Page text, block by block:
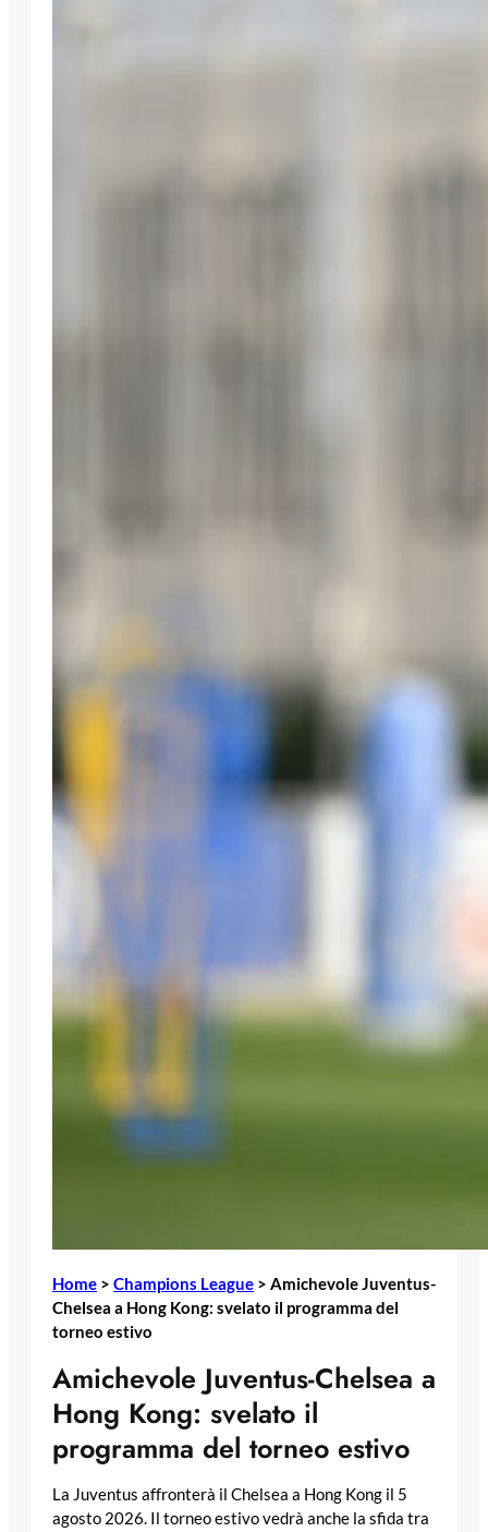
Home > Champions League > Amichevole Juventus-
Chelsea a Hong Kong: svelato il programma del
torneo estivo
Amichevole Juventus-Chelsea a
Hong Kong: svelato il
programma del torneo estivo
La Juventus affronterà il Chelsea a Hong Kong il 5
agosto 2026. Il torneo estivo vedrà anche la sfida tra